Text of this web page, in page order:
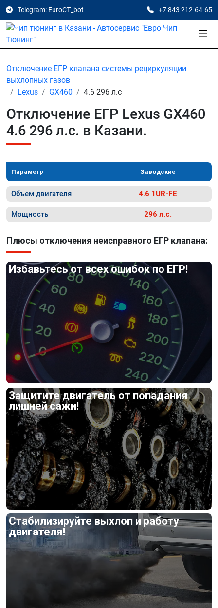
Telegram: EuroCT_bot +7 843 212-64-65
Отключение ЕГР клапана системы рециркуляции
выхлопных газов
Lexus
GX460 4.6 296 л.с
Отключение ЕГР Lexus GX460
4.6 296 л.с. в Казани.
Параметр Заводские
Объем двигателя 4.6 1UR-FE
Мощность 296 л.с.
Плюсы отключения неисправного ЕГР клапана:
Избавьтесь от всех ошибок по ЕГР!
Защитите двигатель от попадания
лишней сажи!
Стабилизируйте выхлоп и работу
двигателя!